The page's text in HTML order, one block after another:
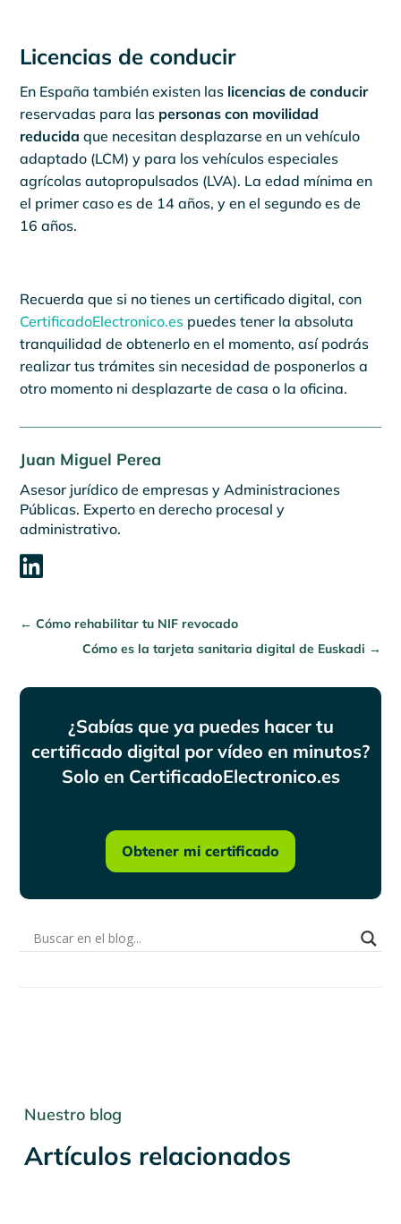
Licencias de conducir
En España también existen las licencias de conducir
reservadas para las personas con movilidad
reducida que necesitan desplazarse en un vehículo
adaptado (LCM) y para los vehículos especiales
agrícolas autopropulsados (LVA). La edad mínima en
el primer caso es de 14 años, y en el segundo es de
16 años.
Recuerda que si no tienes un certificado digital, con
CertificadoElectronico.es puedes tener la absoluta
tranquilidad de obtenerlo en el momento, así podrás
realizar tus trámites sin necesidad de posponerlos a
otro momento ni desplazarte de casa o la oficina.
Juan Miguel Perea
Asesor jurídico de empresas y Administraciones
Públicas. Experto en derecho procesal y
administrativo.

←Cómo rehabilitar tu NIF revocado
Cómo es la tarjeta sanitaria digital de Euskadi →
¿Sabías que ya puedes hacer tu
certificado digital por vídeo en minutos?
Solo en CertificadoElectronico.es
Obtener mi certificado
Nuestro blog
Artículos relacionados